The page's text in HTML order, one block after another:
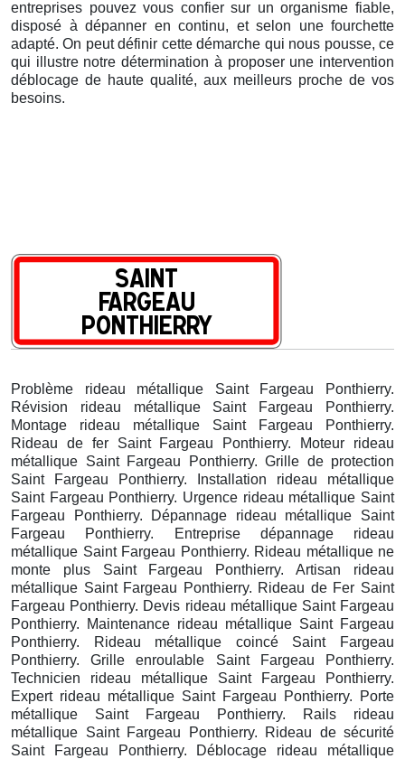
entreprises pouvez vous confier sur un organisme fiable,
disposé à dépanner en continu, et selon une fourchette
adapté. On peut définir cette démarche qui nous pousse, ce
qui illustre notre détermination à proposer une intervention
déblocage de haute qualité, aux meilleurs proche de vos
besoins.
Problème rideau métallique Saint Fargeau Ponthierry.
Révision rideau métallique Saint Fargeau Ponthierry.
Montage rideau métallique Saint Fargeau Ponthierry.
Rideau de fer Saint Fargeau Ponthierry. Moteur rideau
métallique Saint Fargeau Ponthierry. Grille de protection
Saint Fargeau Ponthierry. Installation rideau métallique
Saint Fargeau Ponthierry. Urgence rideau métallique Saint
Fargeau Ponthierry. Dépannage rideau métallique Saint
Fargeau Ponthierry. Entreprise dépannage rideau
métallique Saint Fargeau Ponthierry. Rideau métallique ne
monte plus Saint Fargeau Ponthierry. Artisan rideau
métallique Saint Fargeau Ponthierry. Rideau de Fer Saint
Fargeau Ponthierry. Devis rideau métallique Saint Fargeau
Ponthierry. Maintenance rideau métallique Saint Fargeau
Ponthierry. Rideau métallique coincé Saint Fargeau
Ponthierry. Grille enroulable Saint Fargeau Ponthierry.
Technicien rideau métallique Saint Fargeau Ponthierry.
Expert rideau métallique Saint Fargeau Ponthierry. Porte
métallique Saint Fargeau Ponthierry. Rails rideau
métallique Saint Fargeau Ponthierry. Rideau de sécurité
Saint Fargeau Ponthierry. Déblocage rideau métallique